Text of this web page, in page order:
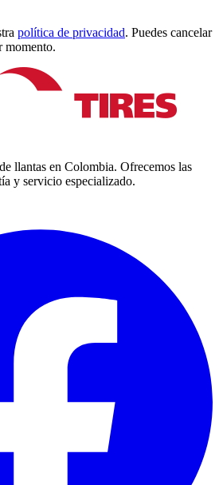
política de privacidad. Puedes cancelar
momento.
llantas en Colombia. Ofrecemos las
y servicio especializado.